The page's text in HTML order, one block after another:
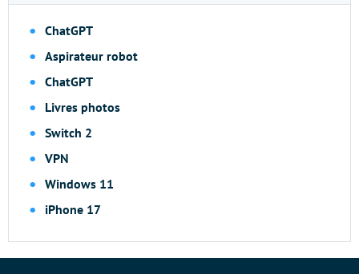
ChatGPT
Aspirateur robot
ChatGPT
Livres photos
Switch 2
VPN
Windows 11
iPhone 17